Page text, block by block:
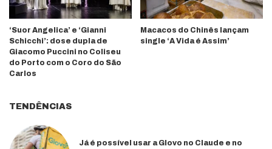
‘Suor Angelica’ e ‘Gianni
Schicchi’: dose dupla de
Giacomo Puccini no Coliseu
do Porto com o Coro do São
Carlos
Macacos do Chinês lançam
single ‘A Vida é Assim’
TENDÊNCIAS
Já é possível usar a Glovo no Claude e no